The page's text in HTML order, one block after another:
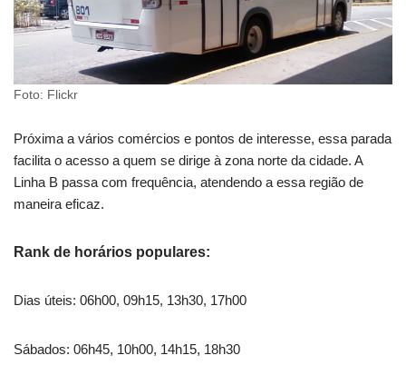
Foto: Flickr
Próxima a vários comércios e pontos de interesse, essa parada
facilita o acesso a quem se dirige à zona norte da cidade. A
Linha B passa com frequência, atendendo a essa região de
maneira eficaz.
Rank de horários populares:
Dias úteis: 06h00, 09h15, 13h30, 17h00
Sábados: 06h45, 10h00, 14h15, 18h30